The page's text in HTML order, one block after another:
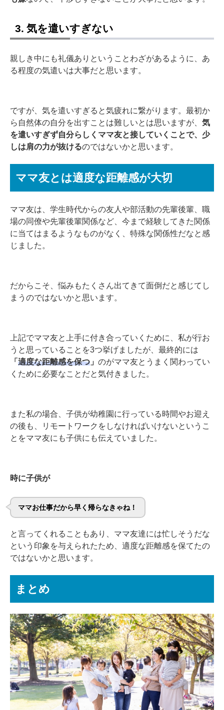
3. 気を遣いすぎない
親しき中にも礼儀ありということわざがあるように、あ
る程度の気遣いは大事だと思います。
ですが、気を遣いすぎると気疲れに繋がります。最初か
ら自然体の自分を出すことは難しいとは思いますが、 気
を遣いすぎず自分らしくママ友と接していくことで、少
しは肩の力が抜けるのではないかと思います。
ママ友とは適度な距離感が大切
ママ友は、学生時代からの友人や部活動の先輩後輩、職
場の同僚や先輩後輩関係など、今まで経験してきた関係
に当てはまるようなものがなく、特殊な関係性だなと感
じました。
だからこそ、悩みもたくさん出てきて面倒だと感じてし
まうのではないかと思います。
上記でママ友と上手に付き合っていくために、私が行お
うと思っていることを3つ挙げましたが、最終的には
「適度な距離感を保つ 」 のがママ友とうまく関わってい
くために必要なことだと気付きました。
また私の場合、子供が幼稚園に行っている時間やお迎え
の後も、リモートワークをしなければいけないというこ
とをママ友にも子供にも伝えていました。
時に子供が
ママお仕事だから早く帰らなきゃね！
と言ってくれることもあり、ママ友達には忙しそうだな
という印象を与えられたため、適度な距離感を保てたの
ではないかと思います。
まとめ